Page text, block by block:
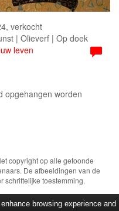
verkocht
| Olieverf | Op doek
leven
opgehangen worden
copyright op alle getoonde
De afbeeldingen van de
schriftelijke toestemming.
browsing experience and